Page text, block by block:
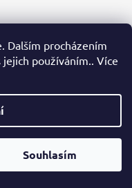
Dalším procházením
používáním.. Více
Souhlasím
. Všechna práva
cookies